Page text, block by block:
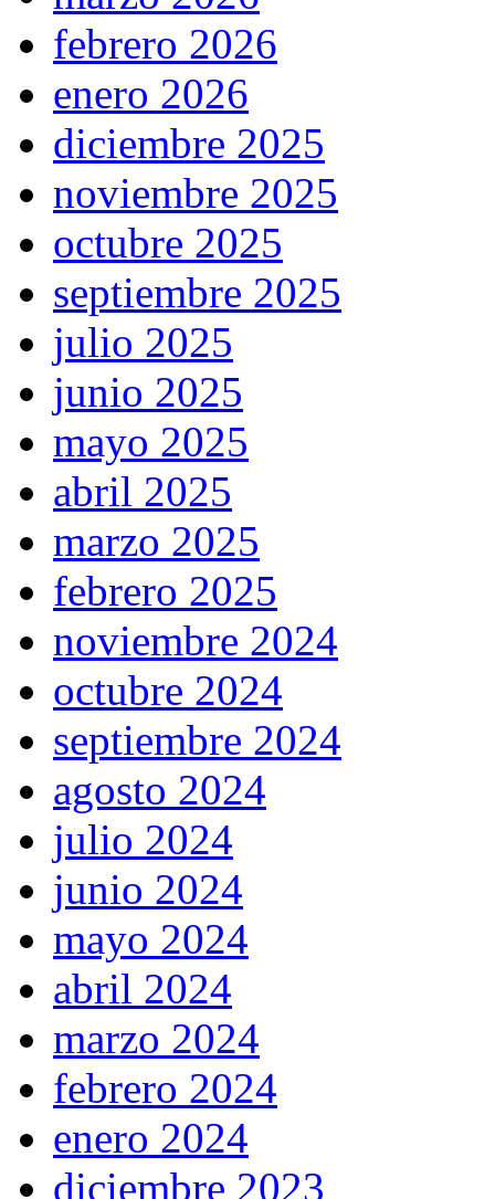
febrero 2026
enero 2026
diciembre 2025
noviembre 2025
octubre 2025
septiembre 2025
julio 2025
junio 2025
mayo 2025
abril 2025
marzo 2025
febrero 2025
noviembre 2024
octubre 2024
septiembre 2024
agosto 2024
julio 2024
junio 2024
mayo 2024
abril 2024
marzo 2024
febrero 2024
enero 2024
diciembre 2023